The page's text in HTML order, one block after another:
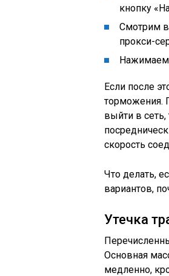
кнопку
Смотрим в
прокси-
Нажимаем
Если после
торможения.
выйти в сеть,
скорость
Что делать,
вариантов,
Утечка
Основная
медленно,